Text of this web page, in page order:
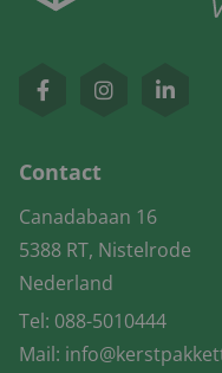
Contact
Canadabaan 16
5388 RT, Nistelrode
Nederland
Tel: 088-5010444
Mail: